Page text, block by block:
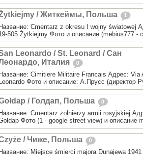
/ Житкеймы, Польша 1
Название: Cmentarz z okresu I wojny światowej
505 Żytkiejmy Фото и описание (mebius777 -
Leonardo / St. Leonard / Сан
Италия
0
Название: Cimitiere Militaire Francais Адрес: Via
Leonardo Фото и описание: А.Прусс (директор
/ Голдап, Польша 0
Название: Cmentarz żołnierzy armii rosyjskiej
Фото (1 - google street view) и описание
/ Чиже, Польша 0
Название: Miejsce śmierci majora Dunajewa